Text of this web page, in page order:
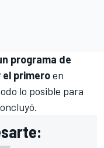
programa de
el primeroen
lo posible para